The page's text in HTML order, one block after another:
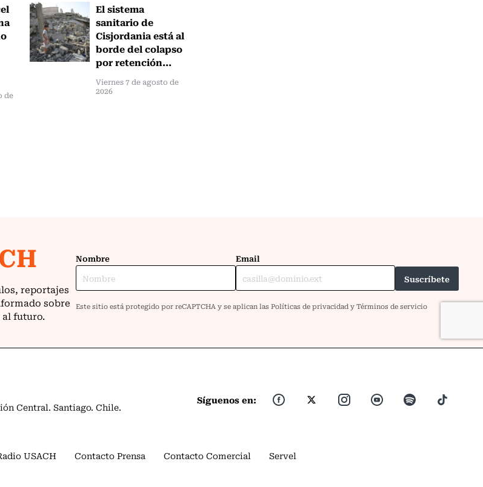
de
El sistema
sanitario de
Cisjordania está al
borde del colapso
por retención...
Viernes 7 de agosto de
2026
Central. Santiago. Chile.
Síguenos en:
USACH Contacto Prensa Contacto Comercial Servel